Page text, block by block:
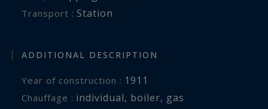
nombreuses essences, ainsi que les différentes
terrasses, offrent un cadre intimiste où petits et
grands pourront profiter pleinement des beaux
Transport : Station
ADDITIONAL DESCRIPTION
Year of construction : 1911
Chauffage : individual, boiler, gas